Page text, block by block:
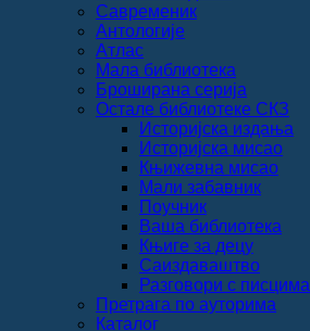
Савременик
Антологије
Атлас
Мала библиотека
Броширана серија
Остале библиотеке СКЗ
Историјска издања
Историјска мисао
Књижевна мисао
Мали забавник
Поучник
Ваша библиотека
Књиге за децу
Саиздаваштво
Разговори с писцима
Претрага по ауторима
Каталог